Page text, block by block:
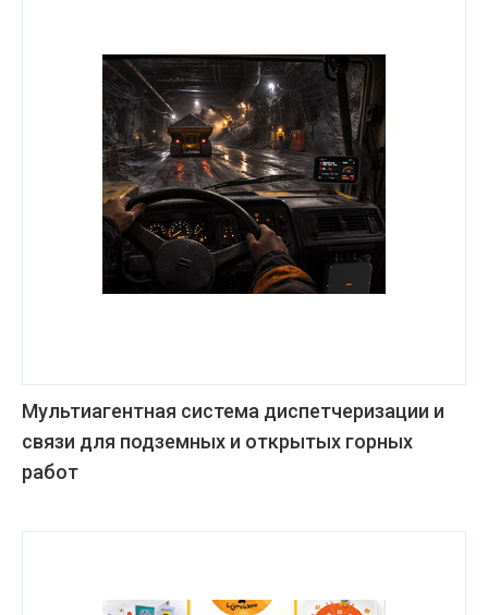
Мультиагентная система диспетчеризации и
связи для подземных и открытых горных
работ